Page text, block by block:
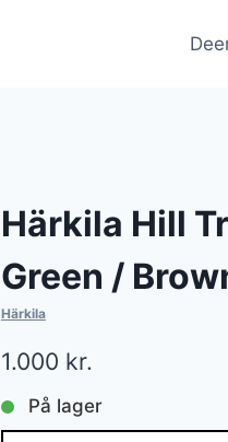
Härkila Hill
Green /
Härkila
1.000 kr.
På lager